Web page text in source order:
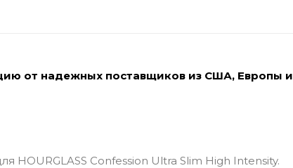
от надежных поставщиков из США, Европы и
Confession Ultra Slim High Intensity.